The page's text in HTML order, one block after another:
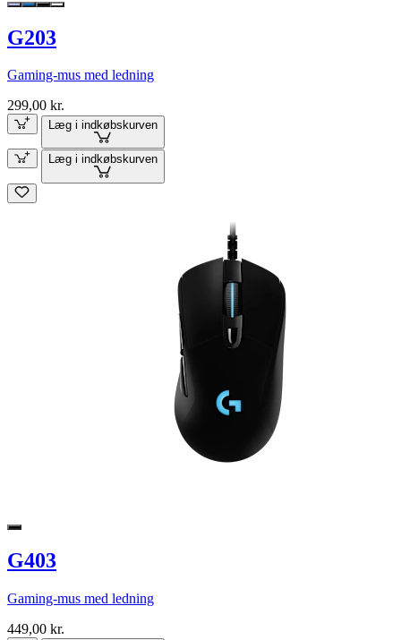
G203
Gaming-mus med ledning
299,00 kr.
Læg i indkøbskurven
Læg i indkøbskurven
G403
Gaming-mus med ledning
449,00 kr.